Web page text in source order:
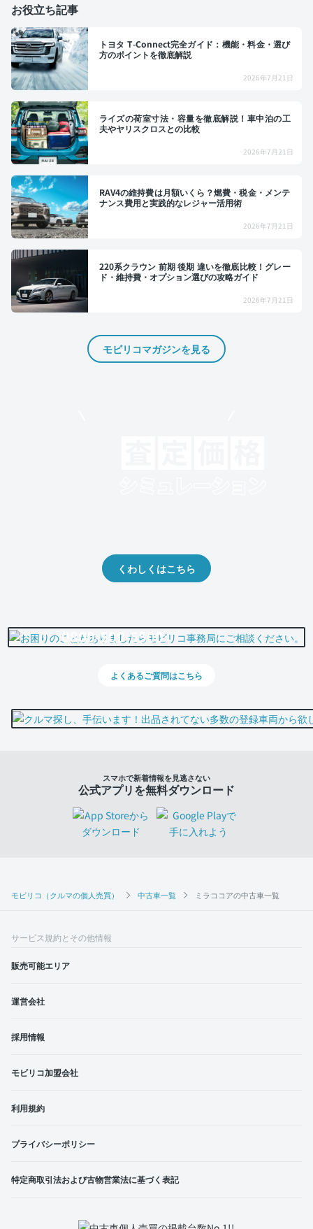
モビリコ（クルマの個人売買） 中古車一覧 ミラココアの中古車一覧
お役立ち記事
トヨタ T-Connect完全ガイド：機能・料金・選び
方のポイントを徹底解説
2026年7月21日
ライズの荷室寸法・容量を徹底解説！車中泊の工
夫やヤリスクロスとの比較
2026年7月21日
RAV4の維持費は月額いくら？燃費・税金・メンテ
ナンス費用と実践的なレジャー活用術
2026年7月21日
220系クラウン 前期 後期 違いを徹底比較！グレー
ド・維持費・オプション選びの攻略ガイド
2026年7月21日
モビリコマガジンを見る
くわしくはこちら
0800-500-5500
よくあるご質問はこちら
スマホで新着情報を見逃さない
公式アプリを無料ダウンロード
サービス規約とその他情報
販売可能エリア
運営会社
採用情報
モビリコ加盟会社
利用規約
プライバシーポリシー
特定商取引法および古物営業法に基づく表記